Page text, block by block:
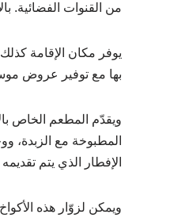
من القنوات الفضائية.
يوفر مكان الإقامة
بها مع توفير عروض
المطبوخة مع الزبدة،
الإفطار الذي يتم
ويمكن لزوّار هذه